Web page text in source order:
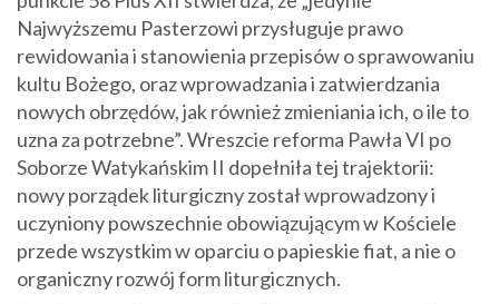
Najwyższemu Pasterzowi przysługuje prawo
rewidowania i stanowienia przepisów o sprawowaniu
kultu Bożego, oraz wprowadzania i zatwierdzania
nowych obrzędów, jak również zmieniania ich, o ile to
uzna za potrzebne”. Wreszcie reforma Pawła VI po
Soborze Watykańskim II dopełniła tej trajektorii:
nowy porządek liturgiczny został wprowadzony i
uczyniony powszechnie obowiązującym w Kościele
przede wszystkim w oparciu o papieskie fiat, a nie o
organiczny rozwój form liturgicznych.